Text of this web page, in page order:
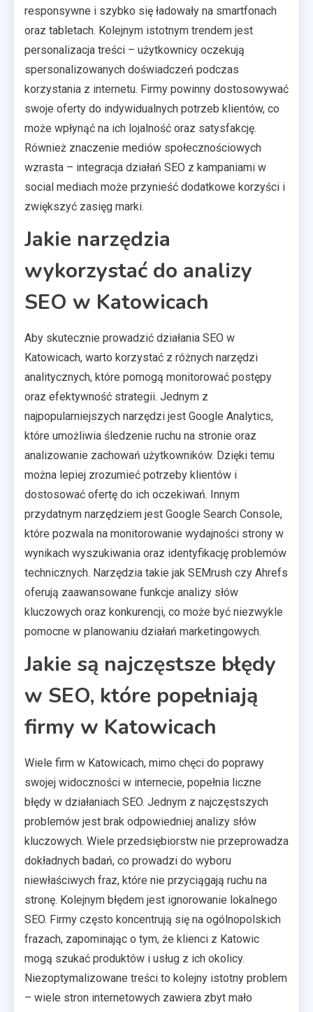
responsywne i szybko się ładowały na smartfonach
oraz tabletach. Kolejnym istotnym trendem jest
personalizacja treści – użytkownicy oczekują
spersonalizowanych doświadczeń podczas
korzystania z internetu. Firmy powinny dostosowywać
swoje oferty do indywidualnych potrzeb klientów, co
może wpłynąć na ich lojalność oraz satysfakcję.
Również znaczenie mediów społecznościowych
wzrasta – integracja działań SEO z kampaniami w
social mediach może przynieść dodatkowe korzyści i
zwiększyć zasięg marki.
Jakie narzędzia
wykorzystać do analizy
SEO w Katowicach
Aby skutecznie prowadzić działania SEO w
Katowicach, warto korzystać z różnych narzędzi
analitycznych, które pomogą monitorować postępy
oraz efektywność strategii. Jednym z
najpopularniejszych narzędzi jest Google Analytics,
które umożliwia śledzenie ruchu na stronie oraz
analizowanie zachowań użytkowników. Dzięki temu
można lepiej zrozumieć potrzeby klientów i
dostosować ofertę do ich oczekiwań. Innym
przydatnym narzędziem jest Google Search Console,
które pozwala na monitorowanie wydajności strony w
wynikach wyszukiwania oraz identyfikację problemów
technicznych. Narzędzia takie jak SEMrush czy Ahrefs
oferują zaawansowane funkcje analizy słów
kluczowych oraz konkurencji, co może być niezwykle
pomocne w planowaniu działań marketingowych.
Jakie są najczęstsze błędy
w SEO, które popełniają
firmy w Katowicach
Wiele firm w Katowicach, mimo chęci do poprawy
swojej widoczności w internecie, popełnia liczne
błędy w działaniach SEO. Jednym z najczęstszych
problemów jest brak odpowiedniej analizy słów
kluczowych. Wiele przedsiębiorstw nie przeprowadza
dokładnych badań, co prowadzi do wyboru
niewłaściwych fraz, które nie przyciągają ruchu na
stronę. Kolejnym błędem jest ignorowanie lokalnego
SEO. Firmy często koncentrują się na ogólnopolskich
frazach, zapominając o tym, że klienci z Katowic
mogą szukać produktów i usług z ich okolicy.
Niezoptymalizowane treści to kolejny istotny problem
– wiele stron internetowych zawiera zbyt mało